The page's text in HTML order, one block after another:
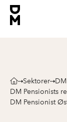
Sektorer
DM Pensionists
DM Pensionist